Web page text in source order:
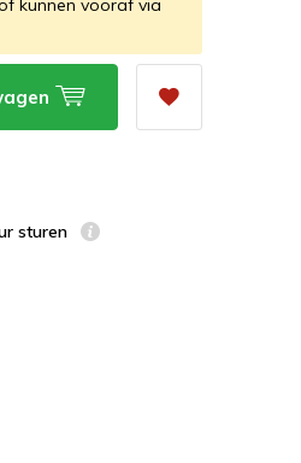
kunnen vooraf via
sturen